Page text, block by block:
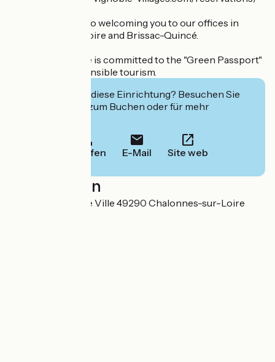
We look forward to welcoming you to our offices in
Chalonnes-sur-Loire and Brissac-Quincé.
The Tourist Office is committed to the "Green Passport"
scheme for responsible tourism.
Interessiert Sie diese Einrichtung? Besuchen Sie
deren Website zum Buchen oder für mehr
Anrufen E-Mail Site web
Localisation
Place de l'Hôtel de Ville 49290 Chalonnes-sur-Loire